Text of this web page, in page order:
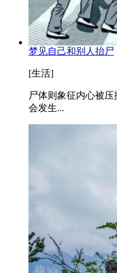
梦见自己和别人抬尸
[生活]
尸体则象征内心被
会发生...